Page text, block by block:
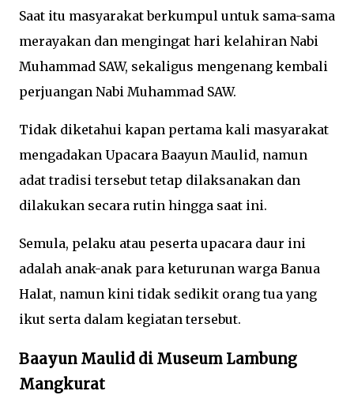
Saat itu masyarakat berkumpul untuk sama-sama
merayakan dan mengingat hari kelahiran Nabi
Muhammad SAW, sekaligus mengenang kembali
perjuangan Nabi Muhammad SAW.
Tidak diketahui kapan pertama kali masyarakat
mengadakan Upacara Baayun Maulid, namun
adat tradisi tersebut tetap dilaksanakan dan
dilakukan secara rutin hingga saat ini.
Semula, pelaku atau peserta upacara daur ini
adalah anak-anak para keturunan warga Banua
Halat, namun kini tidak sedikit orang tua yang
ikut serta dalam kegiatan tersebut.
Baayun Maulid di Museum Lambung
Mangkurat